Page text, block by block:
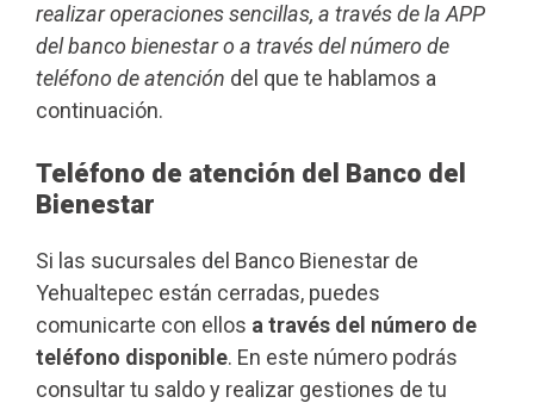
realizar operaciones sencillas, a través de la APP
del banco bienestar o a través del número de
teléfono de atención del que te hablamos a
continuación.
Teléfono de atención del Banco del
Bienestar
Si las sucursales del Banco Bienestar de
Yehualtepec están cerradas, puedes
comunicarte con ellos a través del número de
teléfono disponible. En este número podrás
consultar tu saldo y realizar gestiones de tu